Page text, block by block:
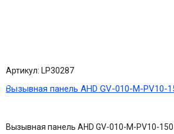
Артикул: LP30287
Вызывная панель AHD GV-010-M-PV10-
Вызывная панель AHD GV-010-M-PV10-